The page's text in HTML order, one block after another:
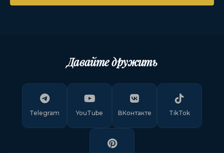
Давайте дружить
Telegram YouTube ВКонтакте TikTok